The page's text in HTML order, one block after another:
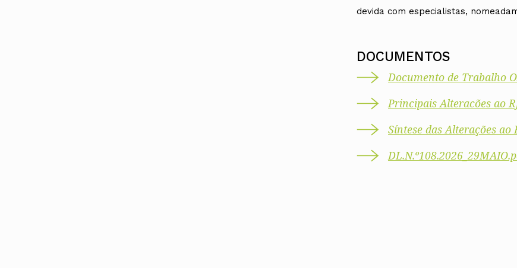
devida com especialistas,
DOCUMENTOS
Documento de Trabalho
Principais Alteracões ao
Síntese das Alterações ao